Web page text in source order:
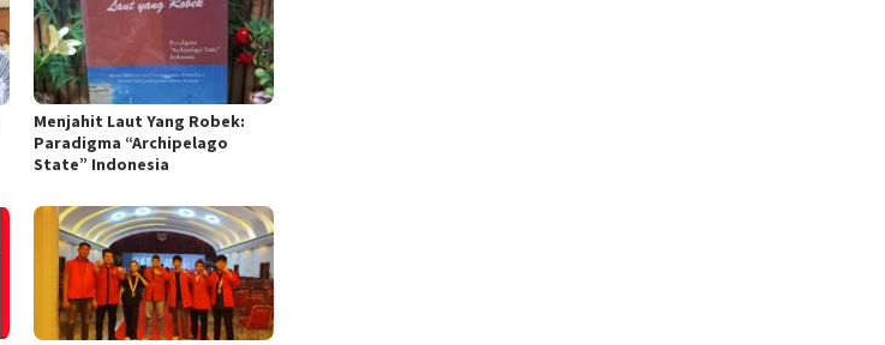
Menjahit Laut Yang Robek:
Paradigma “Archipelago
State” Indonesia